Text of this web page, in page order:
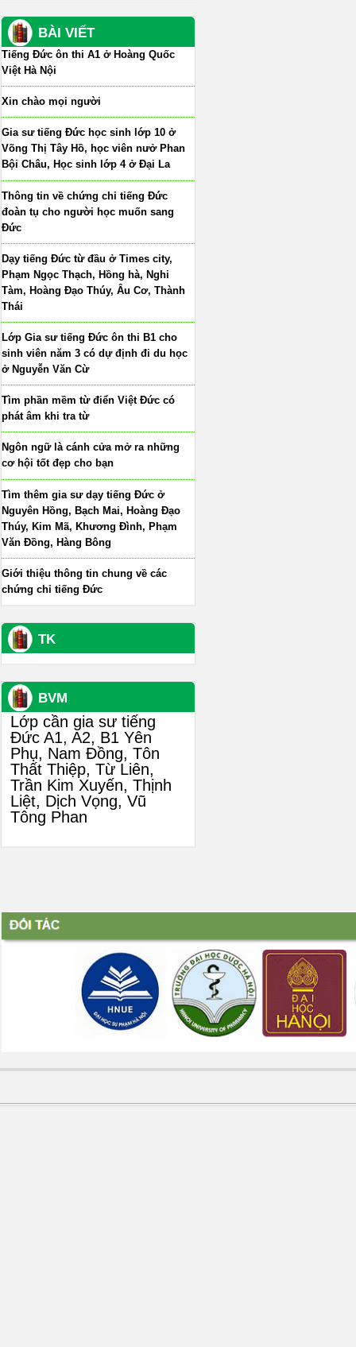
BÀI VIẾT
Tiếng Đức ôn thi A1 ở Hoàng Quốc
Việt Hà Nội
Xin chào mọi người
Gia sư tiếng Đức học sinh lớp 10 ở
Võng Thị Tây Hồ, học viên nưở Phan
Bội Châu, Học sinh lớp 4 ở Đại La
Thông tin về chứng chỉ tiếng Đức
đoàn tụ cho người học muốn sang
Đức
Dạy tiếng Đức từ đầu ở Times city,
Phạm Ngọc Thạch, Hồng hà, Nghi
Tàm, Hoàng Đạo Thúy, Âu Cơ, Thành
Thái
Lớp Gia sư tiếng Đức ôn thi B1 cho
sinh viên năm 3 có dự định đi du học
ở Nguyễn Văn Cừ
Tìm phần mềm từ điển Việt Đức có
phát âm khi tra từ
Ngôn ngữ là cánh cửa mở ra những
cơ hội tốt đẹp cho bạn
Tìm thêm gia sư dạy tiếng Đức ở
Nguyên Hồng, Bạch Mai, Hoàng Đạo
Thúy, Kim Mã, Khương Đình, Phạm
Văn Đồng, Hàng Bông
Giới thiệu thông tin chung về các
chứng chỉ tiếng Đức
TK
BVM
Lớp cần gia sư tiếng
Đức A1, A2, B1 Yên
Phụ, Nam Đồng, Tôn
Thất Thiệp, Từ Liên,
Trần Kim Xuyến, Thịnh
Liệt, Dịch Vọng, Vũ
Tông Phan